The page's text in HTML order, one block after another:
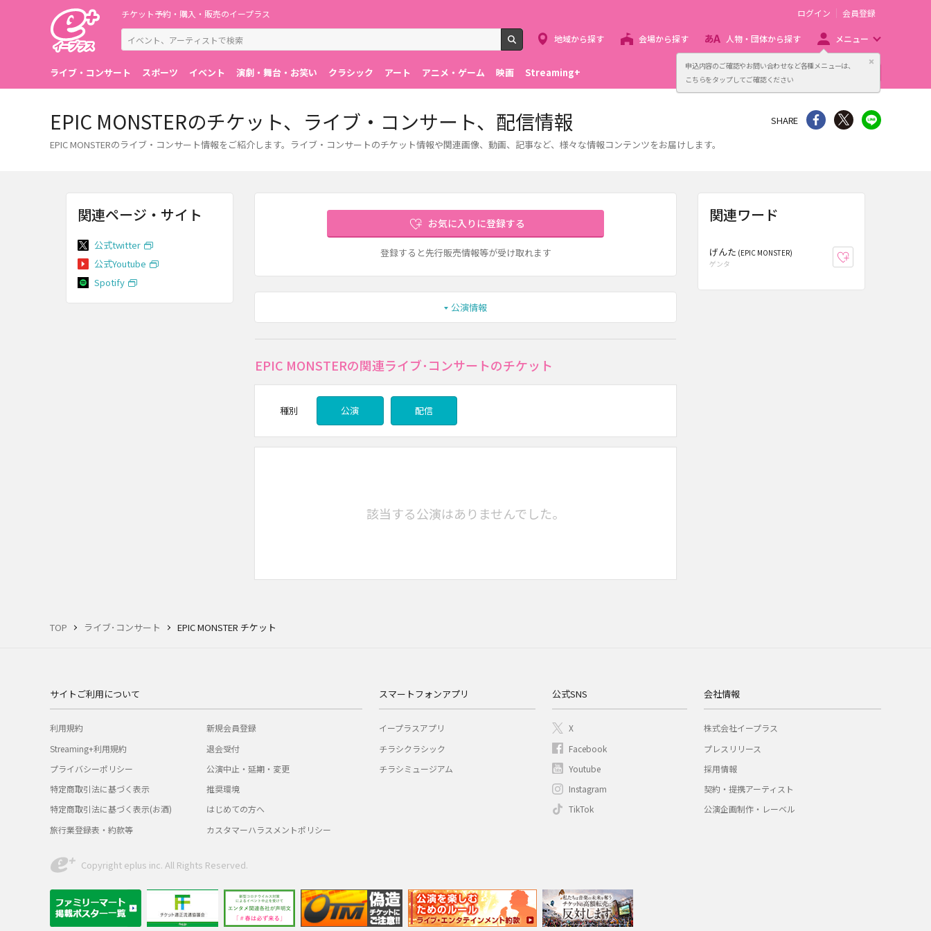
申込内容のご確認やお問い合わせなど各種メニューは、
こちらをタップしてご確認ください
閉じる
チケット予約・購入・販売のイープラス
検索
ログイン 会員登録
地域から探す 会場から探す 人物・団体から探す メニュー
ライブ・コンサート スポーツ イベント 演劇・舞台・お笑い クラシック アート アニメ・ゲーム 映画 Streaming+ 主催者向け販売サービス
TOP ライブ･コンサート EPIC MONSTER チケット
EPIC MONSTERのチケット、ライブ・コンサート、配信情報
EPIC MONSTERのライブ・コンサート情報をご紹介します。ライブ・コンサートのチケット情報や関連画像、動画、記事など、様々な情報コンテンツをお届けします。
SHARE シェア Twitter
お気に入りに登録する
登録すると先行販売情報等が受け取れます
公演情報
EPIC MONSTERの関連ライブ･コンサートのチケット
種別 公演 配信
該当する公演はありませんでした。
関連ワード
げんた (EPIC MONSTER)
ゲンタ
関連ページ・サイト
公式twitter
公式Youtube
Spotify
サイトご利用について
利用規約
Streaming+利用規約
プライバシーポリシー
特定商取引法に基づく表示
特定商取引法に基づく表示(お酒)
旅行業登録表・約款等
新規会員登録
退会受付
公演中止・延期・変更
推奨環境
はじめての方へ
カスタマーハラスメントポリシー
スマートフォンアプリ
イープラスアプリ
チラシクラシック
チラシミュージアム
公式SNS
X
Facebook
Youtube
Instagram
TikTok
会社情報
株式会社イープラス
プレスリリース
採用情報
契約・提携アーティスト
公演企画制作・レーベル
Copyright eplus inc. All Rights Reserved.